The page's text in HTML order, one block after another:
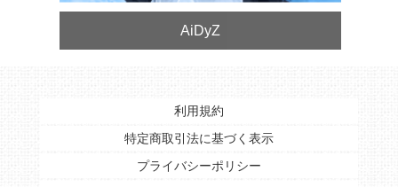
AiDyZ
利用規約
特定商取引法に基づく表示
プライバシーポリシー